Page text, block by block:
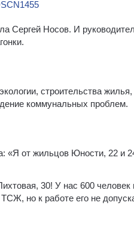
Сергей Носов. И
строительства
коммунальных проблем.
«Я от жильцов Юности, 22 и
30! У нас 600
но к работе его не